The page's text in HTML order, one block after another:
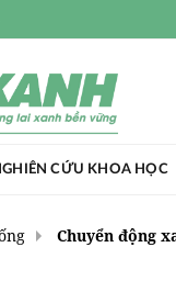
CỨU KHOA HỌC
Chuyển động